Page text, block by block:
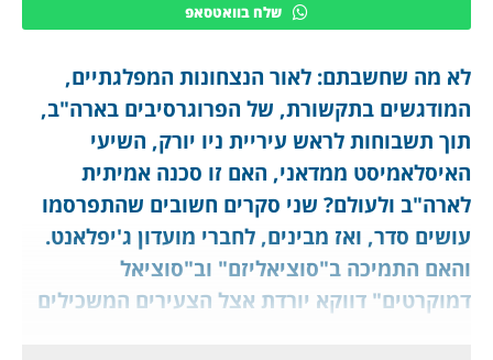
שלח בוואטסאפ
לא מה שחשבתם: לאור הנצחונות המפלגתיים,
המודגשים בתקשורת, של הפרוגרסיבים בארה"ב,
תוך תשבוחות לראש עיריית ניו יורק, השיעי
האיסלאמיסט ממדאני, האם זו סכנה אמיתית
לארה"ב ולעולם? שני סקרים חשובים שהתפרסמו
עושים סדר, ואז מבינים, לחברי מועדון ג'יפלאנט.
והאם התמיכה ב"סוציאליזם" וב"סוציאל
דמוקרטים" דווקא יורדת אצל הצעירים המשכילים